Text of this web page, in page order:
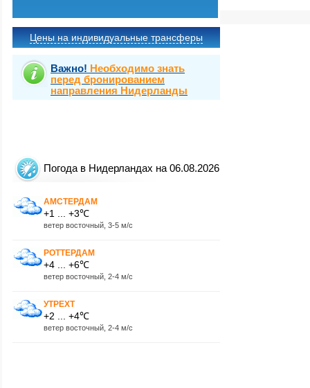
Цены на индивидуальные трансферы
Важно! Необходимо знать
перед бронированием
направления Нидерланды
Погода в Нидерландах на 06.08.2026
АМСТЕРДАМ
+1 ... +3℃
ветер восточный, 3-5 м/с
РОТТЕРДАМ
+4 ... +6℃
ветер восточный, 2-4 м/с
УТРЕХТ
+2 ... +4℃
ветер восточный, 2-4 м/с